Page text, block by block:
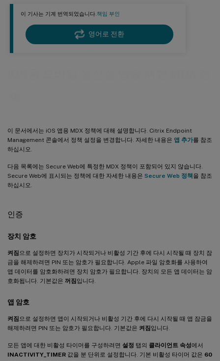
이 기사는 기계 번역되었습니다.책임 부인
영어로 전환
이 문서에서는 iOS 앱용 MDX 정책에 대해 설명합니다. Citrix Endpoint
Management 콘솔에서 정책 설정을 변경합니다. 자세한 내용은 앱 추가를 참조
하십시오.
다음 목록에는 Secure Web에 특정한 MDX 정책이 포함되어 있지 않습니다.
Secure Web에 표시되는 정책에 대한 자세한 내용은 Secure Web 정책을 참조
하십시오.
인증
장치 암호
켜짐 으로 설정하면 장치가 시작되거나 비활성 기간 후에 다시 시작될 때 장치 잠
금을 해제하려면 PIN 또는 암호가 필요합니다. Apple 파일 암호화를 사용하여
앱 데이터를 암호화하려면 장치 암호가 필요합니다. 장치의 모든 앱 데이터는 암
호화됩니다. 기본값은 꺼짐입니다.
앱 암호
켜짐 으로 설정하면 앱이 시작되거나 비활성 기간 후에 다시 시작될 때 앱 잠금을
해제하려면 PIN 또는 암호가 필요합니다. 기본값은 켜짐입니다.
모든 앱에 대한 비활성 타이머를 구성하려면 설정 탭의 클라이언트 속성에서
INACTIVITY_TIMER 값을 분 단위로 설정합니다. 기본 비활성 타이머 값은 60
앱 상호 작용 (아웃바운드 URL)
앱 제한
앱 네트워크 액세스
메일 리디렉션
Slack 통합